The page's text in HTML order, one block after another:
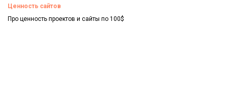
Ценность сайтов
Про ценность проектов и сайты по 100$